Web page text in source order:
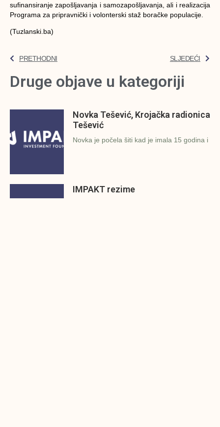
sufinansiranje zapošljavanja i samozapošljavanja, ali i realizacija
Programa za pripravnički i volonterski staž boračke populacije.
(Tuzlanski.ba)
PRETHODNI SLJEDEĆI
Druge objave u kategoriji
Novka Tešević, Krojačka radionica
Tešević
Novka je počela šiti kad je imala 15 godina i
IMPAKT rezime